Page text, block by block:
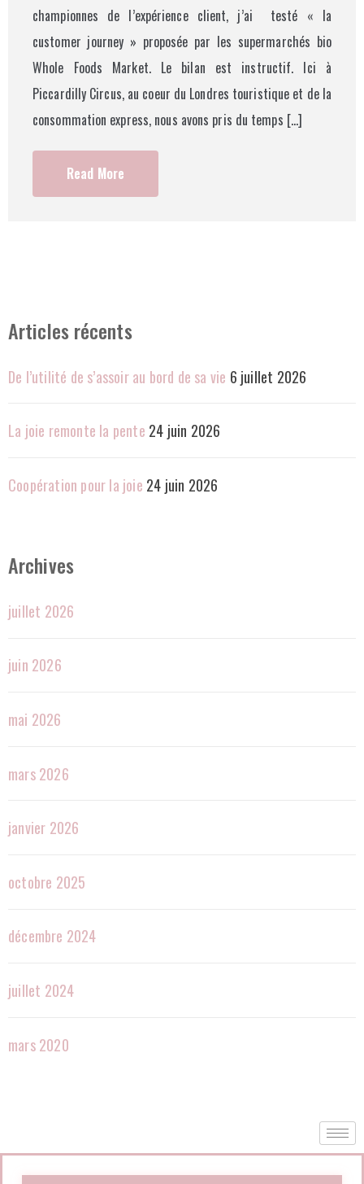
championnes de l’expérience client, j’ai testé « la
customer journey » proposée par les supermarchés bio
Whole Foods Market. Le bilan est instructif. Ici à
Piccardilly Circus, au coeur du Londres touristique et de la
consommation express, nous avons pris du temps […]
Read More
Articles récents
De l’utilité de s’assoir au bord de sa vie 6 juillet 2026
La joie remonte la pente 24 juin 2026
Coopération pour la joie 24 juin 2026
Archives
juillet 2026
juin 2026
mai 2026
mars 2026
janvier 2026
octobre 2025
décembre 2024
juillet 2024
mars 2020